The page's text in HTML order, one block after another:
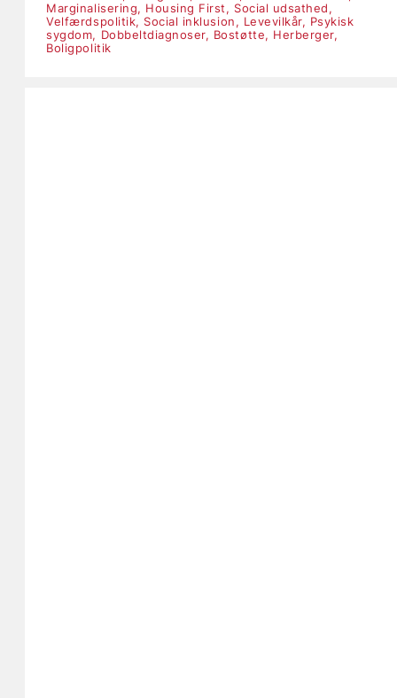
Marginalisering, Housing First, Social udsathed,
Velfærdspolitik, Social inklusion, Levevilkår, Psykisk
sygdom, Dobbeltdiagnoser, Bostøtte, Herberger,
Boligpolitik